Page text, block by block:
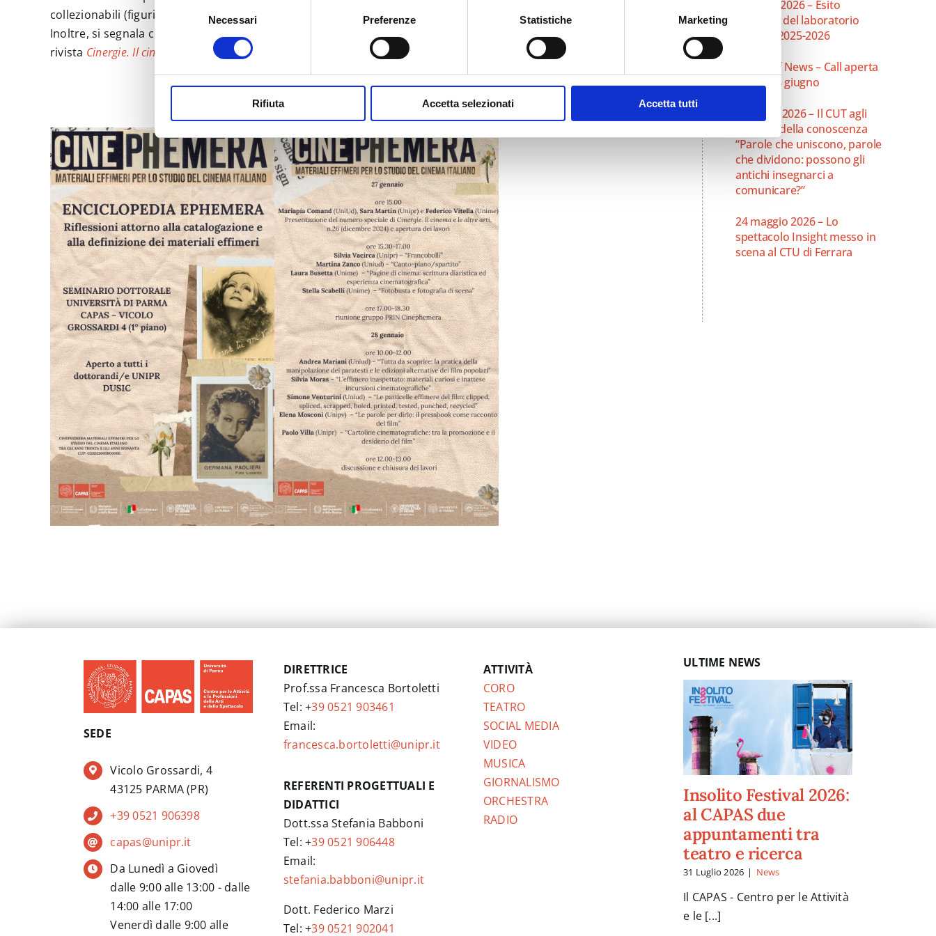
del
Necessari Preferenze Statistiche Marketing
Rifiuta Accetta selezionati Accetta tutti
collezionabili (figurine, cigarette cards, calendari ecc.), carte (fan mail) e manufatti (diari, scrapbooks ecc.).
Inoltre, si segnala che in apertura del seminario, il 27 gennaio, si presenterà il numero speciale della
rivista Cinergie. Il cinema e le altre artin.26 , uscita nel mese di dicembre 2024 e dedicata aicinephemera
10 luglio 2026 – Esito
didattico del laboratorio
teatrale 2025-2026
Verdi Off News – Call aperta
fino al 18 giugno
3 giugno 2026 – Il CUT agli
Aperitivi della conoscenza
“Parole che uniscono, parole
che dividono: possono gli
antichi insegnarci a
comunicare?”
24 maggio 2026 – Lo
spettacolo Insight messo in
scena al CTU di Ferrara
SEDE
Vicolo Grossardi, 4
43125 PARMA (PR)
+39 0521 906398
capas@unipr.it
Da Lunedì a Giovedì
dalle 9:00 alle 13:00 - dalle
14:00 alle 17:00
Venerdì dalle 9:00 alle
DIRETTRICE
Prof.ssa Francesca Bortoletti
Tel: +39 0521 903461
Email:
francesca.bortoletti@unipr.it
REFERENTI PROGETTUALI E
DIDATTICI
Dott.ssa Stefania Babboni
Tel: +39 0521 906448
Email:
stefania.babboni@unipr.it
Dott. Federico Marzi
Tel: +39 0521 902041
ATTIVITÀ
CORO
TEATRO
SOCIAL MEDIA
VIDEO
MUSICA
GIORNALISMO
ORCHESTRA
RADIO
ULTIME NEWS
Insolito Festival 2026:
al CAPAS due
appuntamenti tra
teatro e ricerca
31 Luglio 2026 | News
Il CAPAS - Centro per le Attività
e le [...]